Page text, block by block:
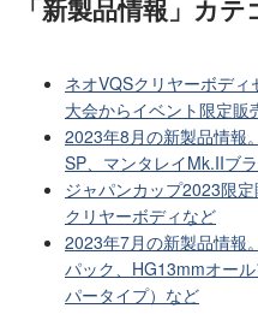
「新製品情報」カテ
ネオVQSクリヤーボデ
大会からイベント限定販
2023年8月の新製品情報
SP、マンタレイMk.IIブ
ジャパンカップ2023限
クリヤーボディなど
2023年7月の新製品情報
パック、HG13mmオー
パータイプ）など